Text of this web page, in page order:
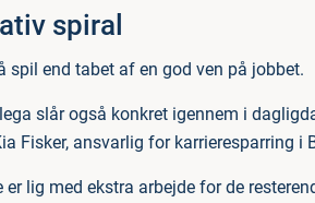
spiral
spil end tabet af en god ven på jobbet.
slår også konkret igennem i
Fisker, ansvarlig for karrieresparring i
er lig med ekstra arbejde for de